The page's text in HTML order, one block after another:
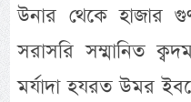
উনার থেকে হাজার
সরাসরি সম্মানিত
মর্যাদা হযরত উমর